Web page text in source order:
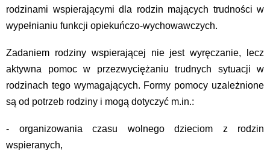
rodzinami wspierającymi dla rodzin mających trudności w
wypełnianiu funkcji opiekuńczo-wychowawczych.
Zadaniem rodziny wspierającej nie jest wyręczanie, lecz
aktywna pomoc w przezwyciężaniu trudnych sytuacji w
rodzinach tego wymagających. Formy pomocy uzależnione
są od potrzeb rodziny i mogą dotyczyć m.in.:
- organizowania czasu wolnego dzieciom z rodzin
wspieranych,